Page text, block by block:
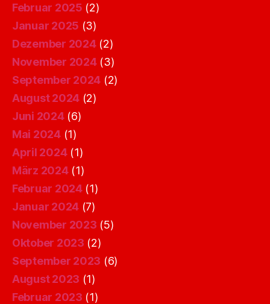
Februar 2025 (2)
Januar 2025 (3)
Dezember 2024(2)
November 2024(3)
September 2024 (2)
August 2024 (2)
Juni 2024(6)
Mai 2024(1)
April 2024(1)
März 2024(1)
Februar 2024(1)
Januar 2024 (7)
November 2023 (5)
Oktober 2023 (2)
September 2023 (6)
August 2023 (1)
Februar 2023 (1)